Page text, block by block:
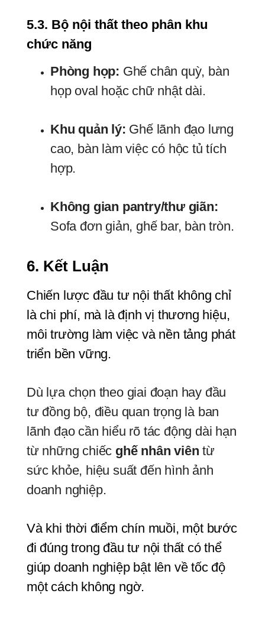
5.3. Bộ nội thất theo phân khu
chức năng
Phòng họp: Ghế chân quỳ, bàn
họp oval hoặc chữ nhật dài.
Khu quản lý: Ghế lãnh đạo lưng
cao, bàn làm việc có hộc tủ tích
hợp.
Không gian pantry/thư giãn:
Sofa đơn giản, ghế bar, bàn tròn.
6. Kết Luận
Chiến lược đầu tư nội thất không chỉ
là chi phí, mà là định vị thương hiệu,
môi trường làm việc và nền tảng phát
triển bền vững.
Dù lựa chọn theo giai đoạn hay đầu
tư đồng bộ, điều quan trọng là ban
lãnh đạo cần hiểu rõ tác động dài hạn
từ những chiếc ghế nhân viên từ
sức khỏe, hiệu suất đến hình ảnh
doanh nghiệp.
Và khi thời điểm chín muồi, một bước
đi đúng trong đầu tư nội thất có thể
giúp doanh nghiệp bật lên về tốc độ
một cách không ngờ.